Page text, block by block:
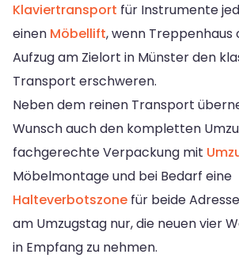
Klaviertransport für Instrumente
einen Möbellift, wenn
Aufzug am Zielort in Münster den
Transport erschweren.
Neben dem reinen Transport
Wunsch auch den kompletten
fachgerechte Verpackung mit
Möbelmontage und bei Bedarf eine
Halteverbotszone für beide
am Umzugstag nur, die neuen vier
in Empfang zu nehmen.